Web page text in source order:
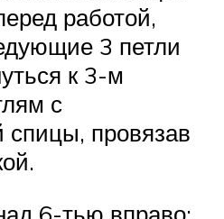
работой,
3 петли
к 3-м
с
спицы, провязав
6-тью вправо: